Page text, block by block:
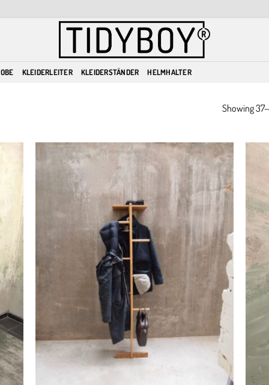
KLEIDERLEITER KLEIDERSTÄNDER HELMHALTER
Showing
Add to
wishlist